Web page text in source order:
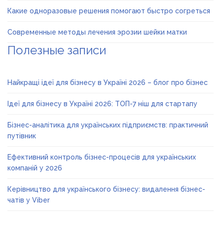
Какие одноразовые решения помогают быстро согреться
Современные методы лечения эрозии шейки матки
Полезные записи
Найкращі ідеї для бізнесу в Україні 2026 – блог про бізнес
Ідеї для бізнесу в Україні 2026: ТОП-7 ніш для стартапу
Бізнес-аналітика для українських підприємств: практичний
путівник
Ефективний контроль бізнес-процесів для українських
компаній у 2026
Керівництво для українського бізнесу: видалення бізнес-
чатів у Viber